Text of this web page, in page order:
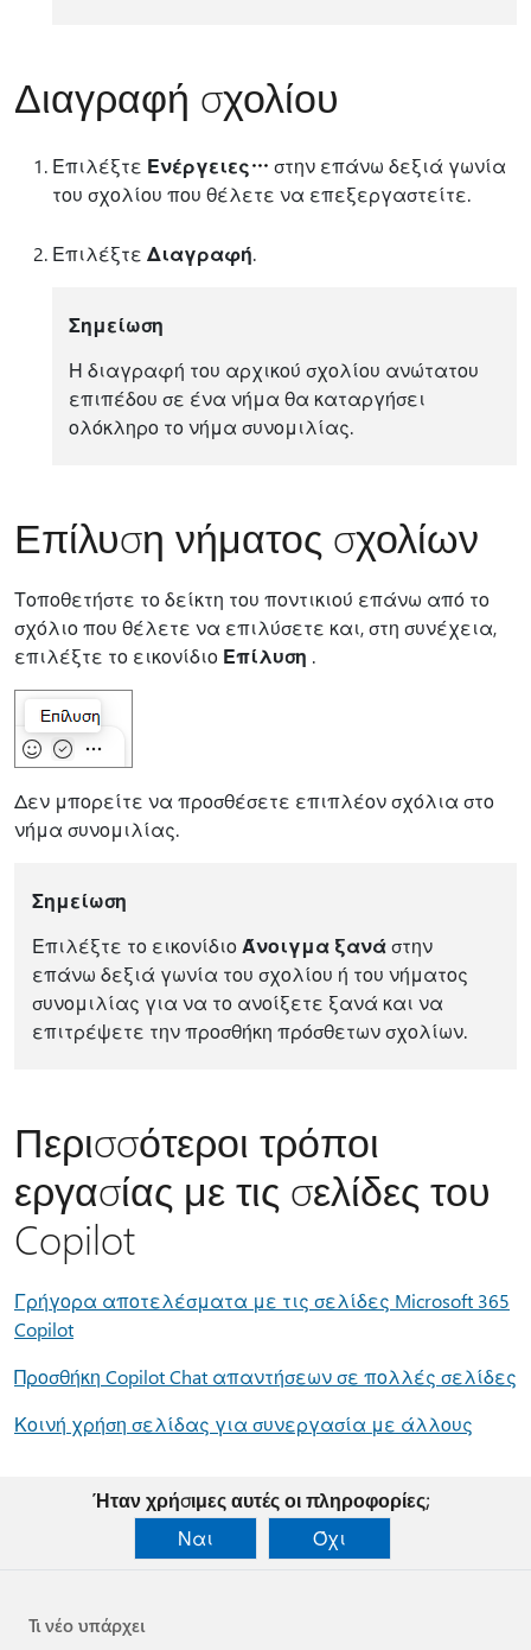
Διαγραφή σχολίου
Επιλέξτε Ενέργειες
στην επάνω δεξιά γωνία
του σχολίου που θέλετε να επεξεργαστείτε.
Επιλέξτε Διαγραφή.
Σημείωση
Η διαγραφή του αρχικού σχολίου ανώτατου
επιπέδου σε ένα νήμα θα καταργήσει
ολόκληρο το νήμα συνομιλίας.
Επίλυση νήματος σχολίων
Τοποθετήστε το δείκτη του ποντικιού επάνω από το
σχόλιο που θέλετε να επιλύσετε και, στη συνέχεια,
επιλέξτε το εικονίδιο Επίλυση .
Δεν μπορείτε να προσθέσετε επιπλέον σχόλια στο
νήμα συνομιλίας.
Σημείωση
Επιλέξτε το εικονίδιοΆνοιγμα ξανάστην
επάνω δεξιά γωνία του σχολίου ή του νήματος
συνομιλίας για να το ανοίξετε ξανά και να
επιτρέψετε την προσθήκη πρόσθετων σχολίων.
Περισσότεροι τρόποι
εργασίας με τις σελίδες του
Copilot
Γρήγορα αποτελέσματα με τις σελίδες Microsoft 365
Copilot
Προσθήκη Copilot Chat απαντήσεων σε πολλές σελίδες
Κοινή χρήση σελίδας για συνεργασία με άλλους
Ήταν χρήσιμες αυτές οι πληροφορίες;
Ναι
Όχι
Τι νέο υπάρχει